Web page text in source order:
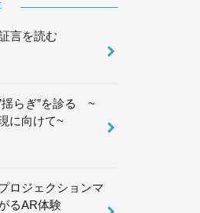
言を読む
揺らぎ”を診る ~
に向けて~
ロジェクションマ
るAR体験